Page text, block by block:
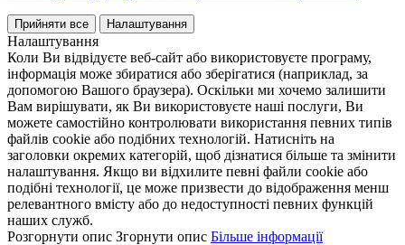
Прийняти все Налаштування
Налаштування
Коли Ви відвідуєте веб-сайт або використовуєте програму,
інформація може збиратися або зберігатися (наприклад, за
допомогою Вашого браузера). Оскільки ми хочемо залишити
Вам вирішувати, як Ви використовуєте наші послуги, Ви
можете самостійно контролювати використання певних типів
файлів cookie або подібних технологій. Натисніть на
заголовки окремих категорій, щоб дізнатися більше та змінити
налаштування. Якщо ви відхилите певні файли cookie або
подібні технології, це може призвести до відображення менш
релевантного вмісту або до недоступності певних функцій
наших служб.
Розгорнути опис Згорнути опис Більше інформації